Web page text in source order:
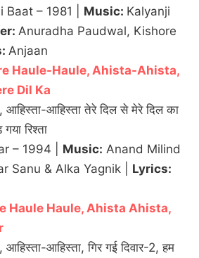
Baat – 1981 | Music: Kalyanji
Anuradha Paudwal, Kishore
Anjaan
Haule-Haule, Ahista-Ahista,
Dil Ka
आहिस्ता-आहिस्ता तेरे दिल से मेरे दिल का
रिश्ता
– 1994 | Music: Anand Milind
Sanu & Alka Yagnik | Lyrics:
Haule Haule, Ahista Ahista,
आहिस्ता-आहिस्ता, गिर गई दिवार-2, हम